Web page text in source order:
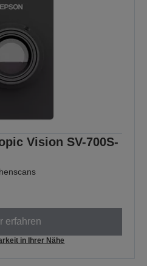
Vision SV-700S-
erfahren
in Ihrer Nähe